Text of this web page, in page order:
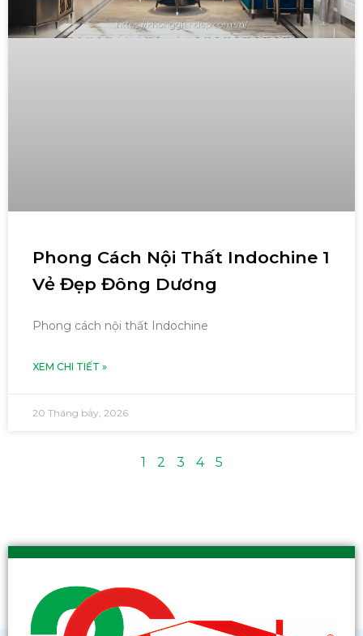
Phong Cách Nội Thất Indochine 1
Vẻ Đẹp Đông Dương
Phong cách nội thất Indochine
XEM CHI TIẾT »
20 Tháng bảy, 2026
1 2 3 4 5